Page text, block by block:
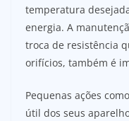
temperatura
energia. A
troca de resistência
orifícios, também é
Pequenas ações
útil dos seus